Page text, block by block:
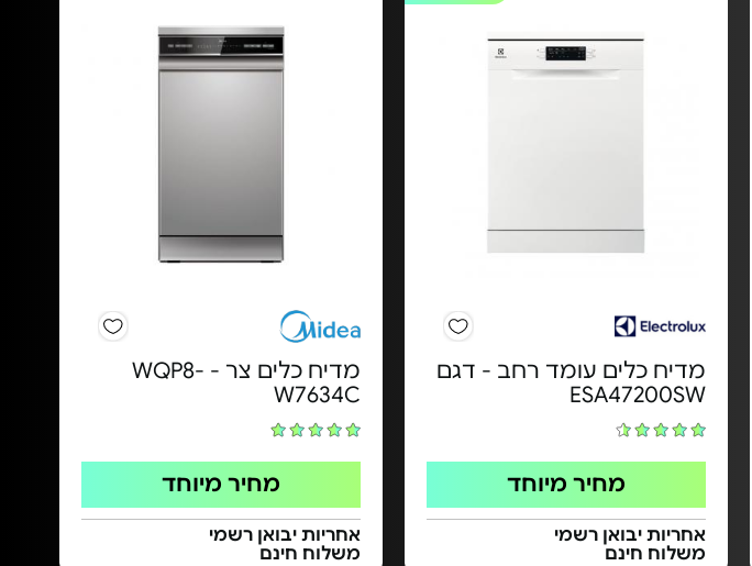
מדיח כלים עומד רחב - דגם
ESA47200SW
מחיר מיוחד
אחריות יבואן רשמי
משלוח חינם
מדיח כלים צר - WQP8-
W7634C
מחיר מיוחד
אחריות יבואן רשמי
משלוח חינם